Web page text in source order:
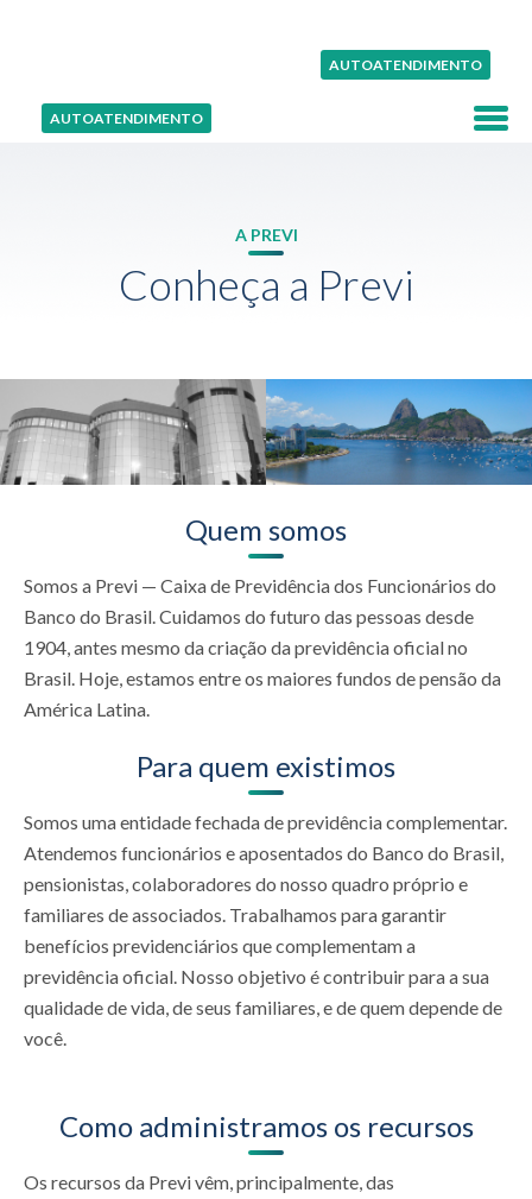
AUTOATENDIMENTO
AUTOATENDIMENTO
A PREVI
Conheça a Previ
Quem somos
Somos a Previ — Caixa de Previdência dos Funcionários do
Banco do Brasil. Cuidamos do futuro das pessoas desde
1904, antes mesmo da criação da previdência oficial no
Brasil. Hoje, estamos entre os maiores fundos de pensão da
América Latina.
Para quem existimos
Somos uma entidade fechada de previdência complementar.
Atendemos funcionários e aposentados do Banco do Brasil,
pensionistas, colaboradores do nosso quadro próprio e
familiares de associados. Trabalhamos para garantir
benefícios previdenciários que complementam a
previdência oficial. Nosso objetivo é contribuir para a sua
qualidade de vida, de seus familiares, e de quem depende de
você.
Como administramos os recursos
Os recursos da Previ vêm, principalmente, das